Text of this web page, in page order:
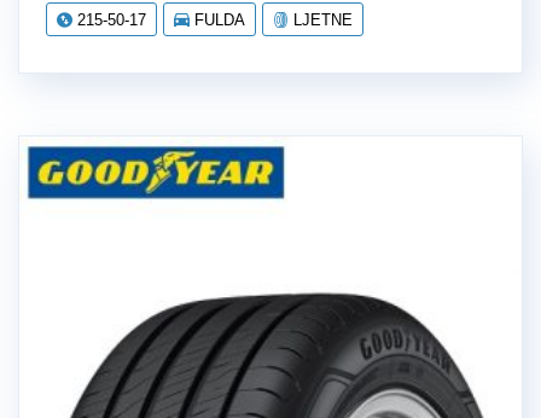
215-50-17 FULDA LJETNE